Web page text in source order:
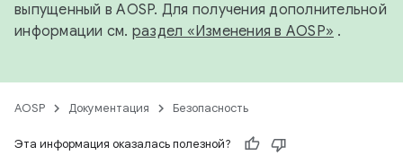
выпущенный в AOSP. Для получения дополнительной
информации см. раздел «Изменения в AOSP» .
AOSP Документация Безопасность
Эта информация оказалась полезной?